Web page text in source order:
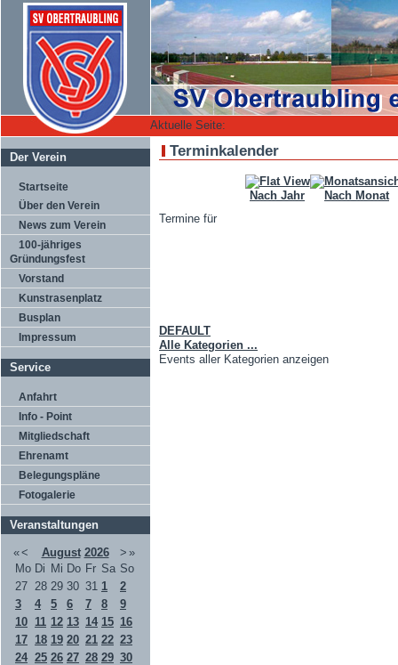
Aktuelle Seite:
Der Verein
Startseite
Über den Verein
News zum Verein
100-jähriges
Gründungsfest
Vorstand
Kunstrasenplatz
Busplan
Impressum
Service
Anfahrt
Info - Point
Mitgliedschaft
Ehrenamt
Belegungspläne
Fotogalerie
Veranstaltungen
«< August 2026 > »
Mo Di Mi Do Fr Sa So
27 28 29 30 31 1
2
3
4 5 6 7 8
9
10 11 12 13 14 15 16
17 18 19 20 21 22 23
24 25 26 27 28 29 30
Terminkalender
Nach Jahr
Nach Monat
Termine für
DEFAULT
Alle Kategorien ...
Events aller Kategorien anzeigen